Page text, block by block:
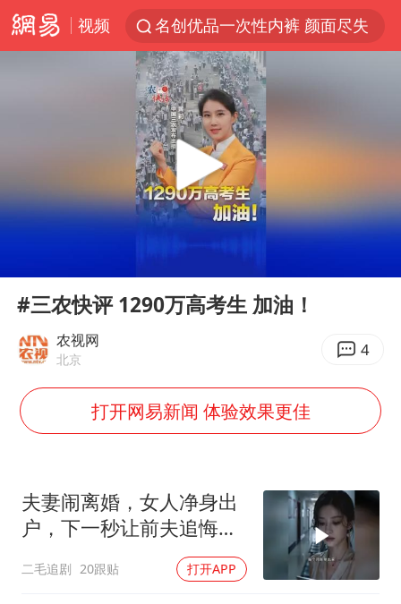
视频
名创优品一次性内裤 颜面尽失
四川宜宾3.4级地震
伊斯兰版北约来了吗
香港宏福苑火灾或由烟头引起
网约车司机充电时猝死保险拒赔
周末打虎 宋致远被查
陕西柞水泥石流已致2死 仍有1人失联
店主称换“青海拉面”招牌后生意更好
22岁女生独闯南太行失联12天
万岁山接盘烂尾恒大文旅城
习近平心系体育强国建设
Play
#三农快评 1290万高考生 加油！
农视网
北京 4
打开网易新闻 体验效果更佳
夫妻闹离婚，女人净身出
户，下一秒让前夫追悔莫
二毛追剧 20跟贴 打开APP